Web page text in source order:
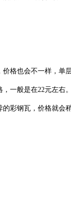
格也会不一样，单
一般是在22元左右。
彩钢瓦，价格就会